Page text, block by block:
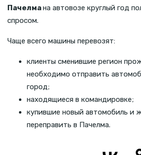
Пачелмана автовозе круглый год
спросом.
Чаще всего машины перевозят:
клиенты сменившие регион
необходимо отправить
город;
находящиеся в командировке;
купившие новый автомобиль и
переправить в Пачелма.